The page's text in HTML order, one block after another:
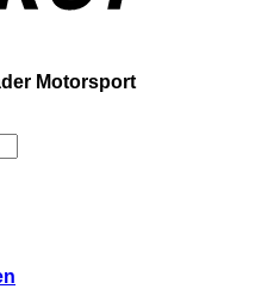
Motorsport